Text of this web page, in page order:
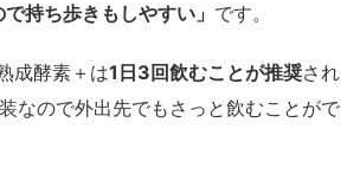
で持ち歩きもしやすい」 です。
成酵素＋は1日3回飲むことが推奨され
なので外出先でもさっと飲むことがで